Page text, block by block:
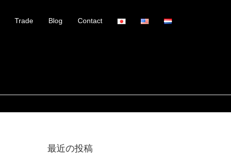
Trade Blog Contact
最近の投稿